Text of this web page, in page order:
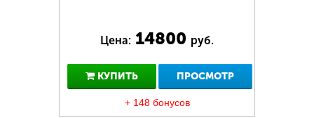
Цена: 14800 руб.
КУПИТЬ ПРОСМОТР
+ 148 бонусов